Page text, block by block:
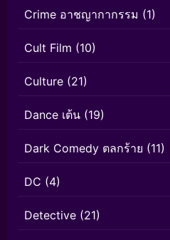
Crime อาชญากากรรม (1)
Cult Film (10)
Culture (21)
Dance เต้น (19)
Dark Comedy ตลกร้าย (11)
DC (4)
Detective (21)